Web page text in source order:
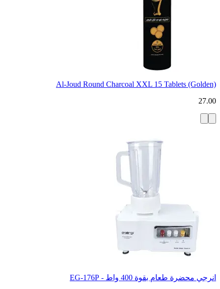
Al-Joud Round Charcoal XXL 15 Tablets (Golden)
27.00
انرجي محضرة طعام بقوة 400 واط - EG-176P